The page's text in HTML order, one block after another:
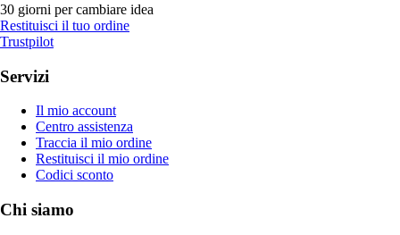
30 giorni per cambiare idea
Restituisci il tuo ordine
Trustpilot
Servizi
Il mio account
Centro assistenza
Traccia il mio ordine
Restituisci il mio ordine
Codici sconto
Chi siamo